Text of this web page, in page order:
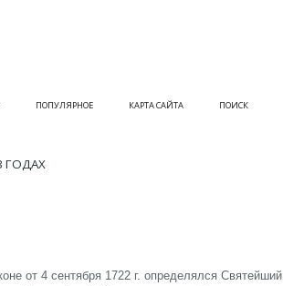
ПОПУЛЯРНОЕ КАРТА САЙТА ПОИСК
ГОДАХ
от 4 сентября 1722 г. определялся Святейший